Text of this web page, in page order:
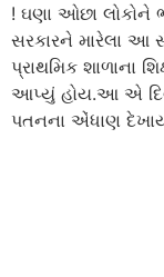
! ઘણા ઓછા લોકોને
સરકારને મારેલા આ
પ્રાથમિક શાળાના
આપ્યું હોય.આ એ
પતનના એંધાણ